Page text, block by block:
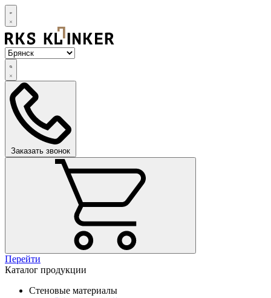
Заказать звонок
Перейти
Каталог продукции
Стеновые материалы